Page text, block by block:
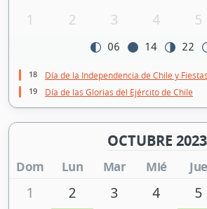
1
2 3 4 5
06 14 22
18 Día de la Independencia de Chile y
19 Día de las Glorias del Ejército de Chile
OCTUBRE 2023
Dom Lun Mar Mié Jue
1 2 3 4 5